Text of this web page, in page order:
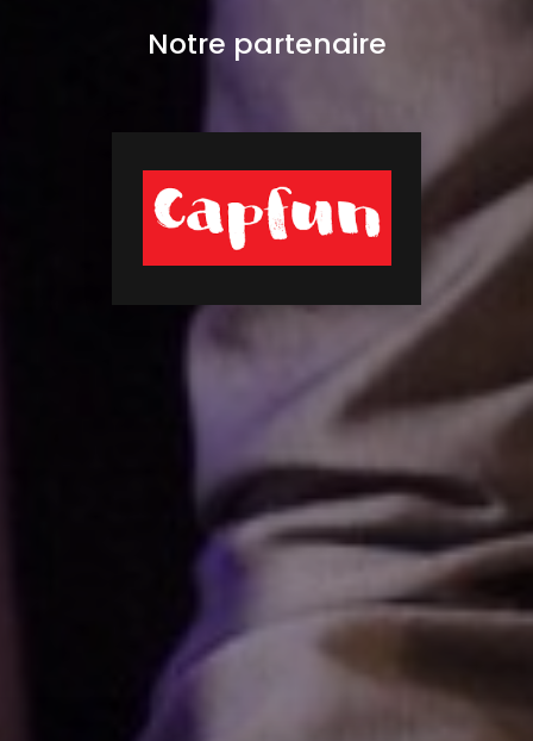
Notre partenaire